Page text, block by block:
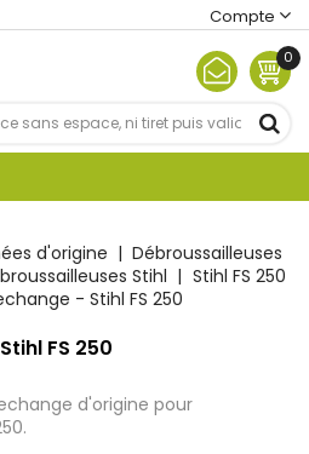
Compte
0
d'origine
Débroussailleuses
Stihl
Stihl FS 250
- Stihl FS 250
FS 250
d'origine pour